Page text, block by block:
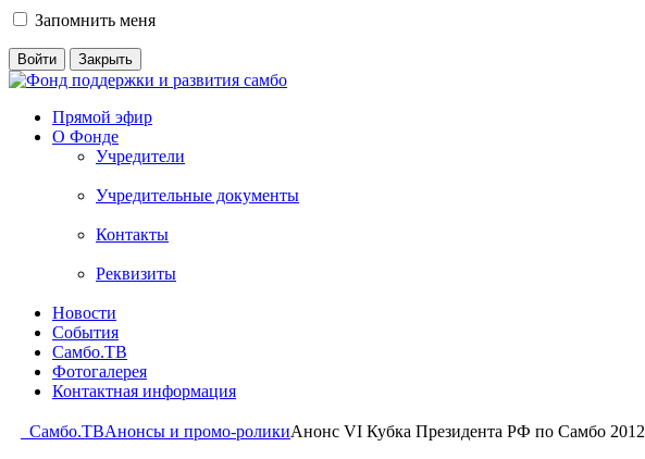
Запомнить меня
Прямой эфир
О Фонде
Учредители
Учредительные документы
Контакты
Реквизиты
Новости
События
Самбо.ТВ
Фотогалерея
Контактная информация
Самбо.ТВАнонсы и промо-роликиАнонс VI Кубка Президента РФ по Самбо 2012